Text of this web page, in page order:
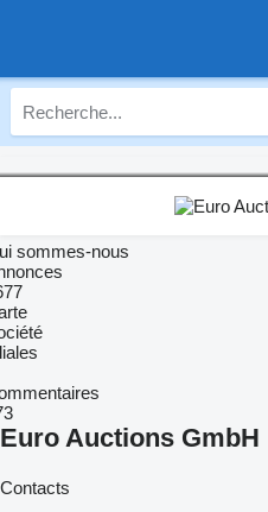
sommes-nous
Euro Auctions GmbH
Contacts